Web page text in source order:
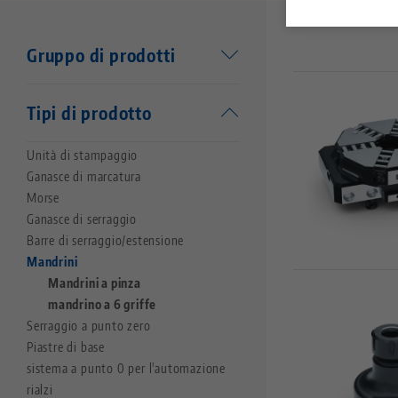
Gruppo di prodotti
Makro•Grip®
Unità di timbratura
Corpo base
Makro•Grip® FS
Makro•Grip® Aero
Makro•4Grip
Avanti
Profilo
Vasto•Clamp
Preci•Point
Makro•Grip® Ultra
Tipi di prodotto
Unità di stampaggio
Ganasce di marcatura
Morse
Ganasce di serraggio
Barre di serraggio/estensione
Mandrini
Mandrini a pinza
mandrino a 6 griffe
Serraggio a punto zero
Piastre di base
sistema a punto 0 per l'automazione
rialzi